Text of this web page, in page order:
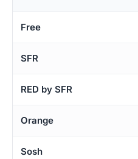
Free
SFR
RED by SFR
Orange
Sosh